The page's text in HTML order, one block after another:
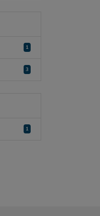
1
3
1